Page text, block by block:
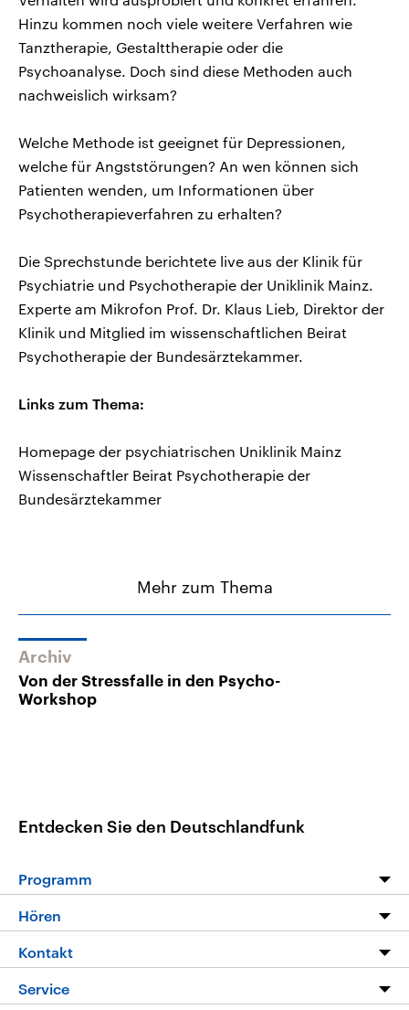
Hinzu kommen noch viele weitere Verfahren wie
Tanztherapie, Gestalttherapie oder die
Psychoanalyse. Doch sind diese Methoden auch
nachweislich wirksam?
Welche Methode ist geeignet für Depressionen,
welche für Angststörungen? An wen können sich
Patienten wenden, um Informationen über
Psychotherapieverfahren zu erhalten?
Die Sprechstunde berichtete live aus der Klinik für
Psychiatrie und Psychotherapie der Uniklinik Mainz.
Experte am Mikrofon Prof. Dr. Klaus Lieb, Direktor der
Klinik und Mitglied im wissenschaftlichen Beirat
Psychotherapie der Bundesärztekammer.
Links zum Thema:
Homepage der psychiatrischen Uniklinik Mainz
Wissenschaftler Beirat Psychotherapie der
Bundesärztekammer
Mehr zum Thema
Archiv
Von der Stressfalle in den Psycho-
Workshop
Entdecken Sie den Deutschlandfunk
Programm
Programm
Die Nachrichten
Nachrichtenleicht
Hören
Livestream
Podcasts
Kontakt
Hörerservice
Service